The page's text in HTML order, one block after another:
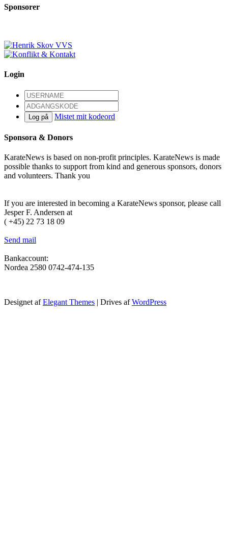
Sponsorer
Login
Log på Mistet mit kodeord
Sponsora & Donors
KarateNews is based on non-profit principles. KarateNews is made
possible thanks to support from kind and generous sponsors, donors
and volunteers. Thank you
If you are interested in becoming a KarateNews sponsor, please call
Jesper F. Andersen at
( +45) 22 73 18 09
Send mail
Bankaccount:
Nordea 2580 0742-474-135
Designet afElegant Themes | Drives afWordPress